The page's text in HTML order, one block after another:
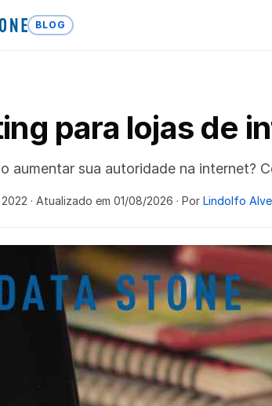
BLOG
para lojas de
aumentar sua autoridade na internet?
· Atualizado em 01/08/2026 · Por Lindolfo